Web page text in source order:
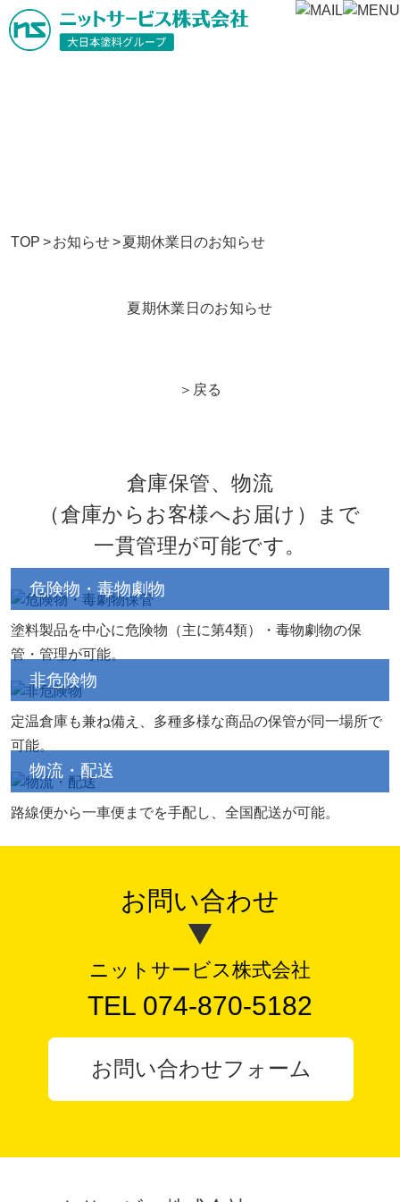
TOP >お知らせ>夏期休業日のお知らせ
夏期休業日のお知らせ
＞ 戻る
倉庫保管、物流
（倉庫からお客様へお届け）まで
一貫管理が可能です。
危険物・毒物劇物
塗料製品を中心に危険物（主に第4類）・毒物劇物の保
管・管理が可能。
非危険物
定温倉庫も兼ね備え、多種多様な商品の保管が同一場所で
可能。
物流・配送
路線便から一車便までを手配し、全国配送が可能。
お問い合わせ
ニットサービス株式会社
TEL 074-870-5182
お問い合わせフォーム